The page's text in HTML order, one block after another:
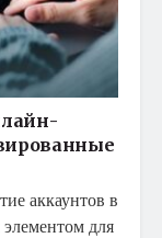
аккаунтов в
для